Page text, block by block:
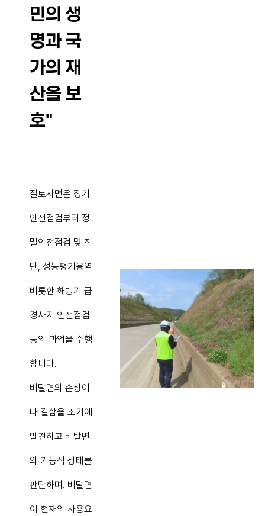
민의 생
명과 국
가의 재
산을 보
호"
절토사면은 정기
안전점검부터 정
밀안전점검 및 진
단, 성능평가용역
비롯한 해빙기 급
경사지 안전점검
등의 과업을 수행
합니다.
비탈면의 손상이
나 결함을 조기에
발견하고 비탈면
의 기능적 상태를
판단하며, 비탈면
이 현재의 사용요